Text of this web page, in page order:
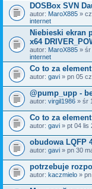
DOSBox SVN
autor: MaroX885 »
internet
Niebieski ekran
x64
autor: MaroX885 » śr
internet
Co to za
autor: gavi » pn 05
@pump_upp -
autor: virgil1986 » śr
Co to za
autor: gavi » pt 04 lis
obudowa LQFP
autor: gavi » pn 30
potrzebuje
autor: kaczmielo »